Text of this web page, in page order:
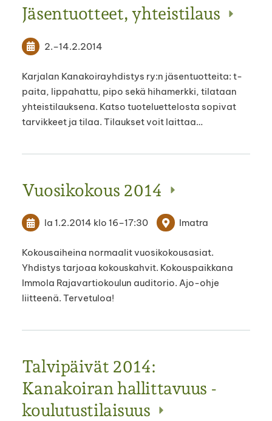
Jäsentuotteet, yhteistilaus
2.–14.2.2014
Karjalan Kanakoirayhdistys ry:n jäsentuotteita: t-
paita, lippahattu, pipo sekä hihamerkki, tilataan
yhteistilauksena. Katso tuoteluettelosta sopivat
tarvikkeet ja tilaa. Tilaukset voit laittaa…
Vuosikokous 2014
la 1.2.2014 klo 16–17:30 Imatra
Kokousaiheina normaalit vuosikokousasiat.
Yhdistys tarjoaa kokouskahvit. Kokouspaikkana
Immola Rajavartiokoulun auditorio. Ajo-ohje
liitteenä. Tervetuloa!
Talvipäivät 2014:
Kanakoiran hallittavuus -
koulutustilaisuus